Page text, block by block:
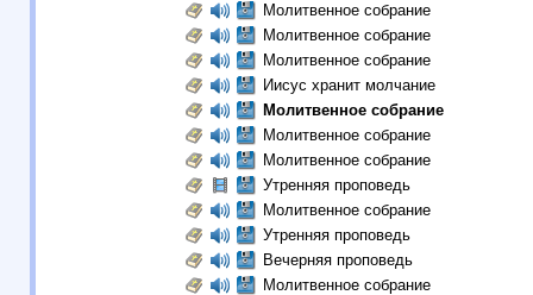
Молитвенное собрание
Молитвенное собрание
Молитвенное собрание
Иисус хранит молчание
Молитвенное собрание
Молитвенное собрание
Молитвенное собрание
Утренняя проповедь
Молитвенное собрание
Утренняя проповедь
Вечерняя проповедь
Молитвенное собрание